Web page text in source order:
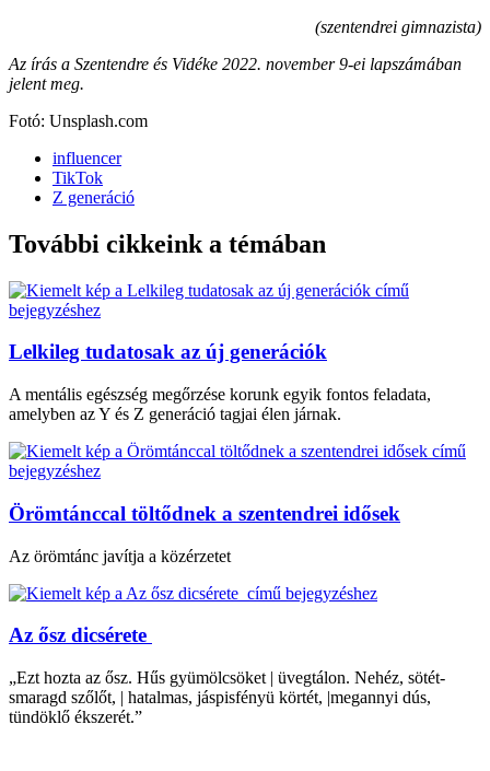
(szentendrei gimnazista)
Az írás a Szentendre és Vidéke 2022. november 9-ei lapszámában
jelent meg.
Fotó: Unsplash.com
influencer
TikTok
Z generáció
További cikkeink a témában
Lelkileg tudatosak az új generációk
A mentális egészség megőrzése korunk egyik fontos feladata,
amelyben az Y és Z generáció tagjai élen járnak.
Örömtánccal töltődnek a szentendrei idősek
Az örömtánc javítja a közérzetet
Az ősz dicsérete
„Ezt hozta az ősz. Hűs gyümölcsöket | üvegtálon. Nehéz, sötét-
smaragd szőlőt, | hatalmas, jáspisfényü körtét, |megannyi dús,
tündöklő ékszerét.”